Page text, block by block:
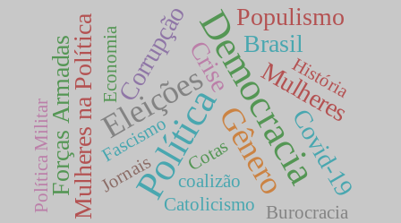
Democracia
Política
EleiçõesGênero
Mulheres na Política Mulheres
Forças Armadas Crise
Corrupção Brasil
Covid-19
Populismo
Catolicismo
Fascismo
coalizão
Cotas
Política Militar Jornais
História
Economia
Burocracia